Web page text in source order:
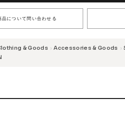
品について問い合わせる
& Goods › Accessories & Goods ›